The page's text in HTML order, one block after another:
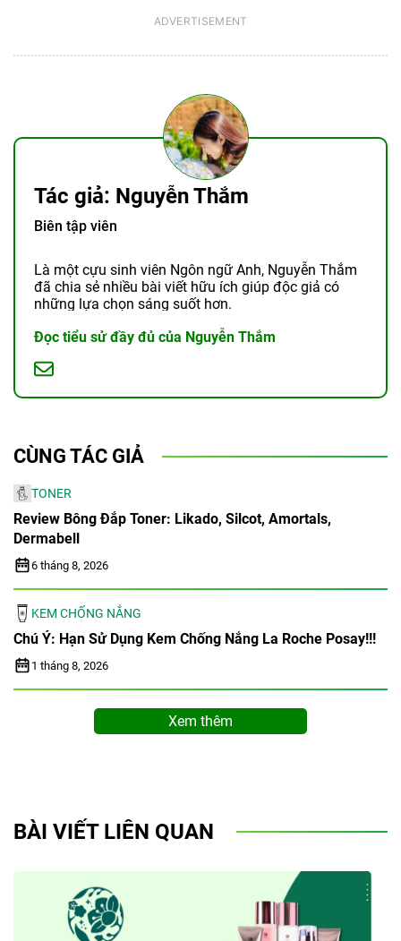
Tác giả: Nguyễn Thắm
Biên tập viên
Là một cựu sinh viên Ngôn ngữ Anh, Nguyễn Thắm
đã chia sẻ nhiều bài viết hữu ích giúp độc giả có
những lựa chọn sáng suốt hơn.
Đọc tiểu sử đầy đủ của Nguyễn Thắm
CÙNG TÁC GIẢ
TONER
Review Bông Đắp Toner: Likado, Silcot, Amortals,
Dermabell
6 tháng 8, 2026
KEM CHỐNG NẮNG
Chú Ý: Hạn Sử Dụng Kem Chống Nắng La Roche Posay!!!
1 tháng 8, 2026
Xem thêm
BÀI VIẾT LIÊN QUAN